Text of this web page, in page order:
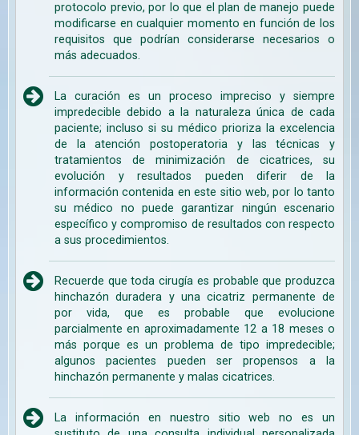
protocolo previo, por lo que el plan de manejo puede
modificarse en cualquier momento en función de los
requisitos que podrían considerarse necesarios o
más adecuados.
La curación es un proceso impreciso y siempre
impredecible debido a la naturaleza única de cada
paciente; incluso si su médico prioriza la excelencia
de la atención postoperatoria y las técnicas y
tratamientos de minimización de cicatrices, su
evolución y resultados pueden diferir de la
información contenida en este sitio web, por lo tanto
su médico no puede garantizar ningún escenario
específico y compromiso de resultados con respecto
a sus procedimientos.
Recuerde que toda cirugía es probable que produzca
hinchazón duradera y una cicatriz permanente de
por vida, que es probable que evolucione
parcialmente en aproximadamente 12 a 18 meses o
más porque es un problema de tipo impredecible;
algunos pacientes pueden ser propensos a la
hinchazón permanente y malas cicatrices.
La información en nuestro sitio web no es un